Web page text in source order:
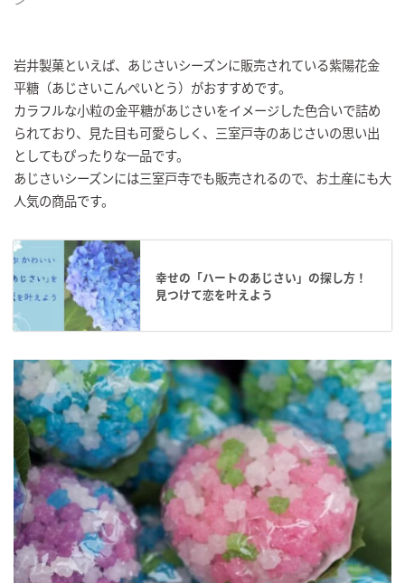
岩井製菓といえば、あじさいシーズンに販売されている紫陽花金
平糖（あじさいこんぺいとう）がおすすめです。
カラフルな小粒の金平糖があじさいをイメージした色合いで詰め
られており、見た目も可愛らしく、三室戸寺のあじさいの思い出
としてもぴったりな一品です。
あじさいシーズンには三室戸寺でも販売されるので、お土産にも大
人気の商品です。
幸せの「ハートのあじさい」の探し方！
見つけて恋を叶えよう